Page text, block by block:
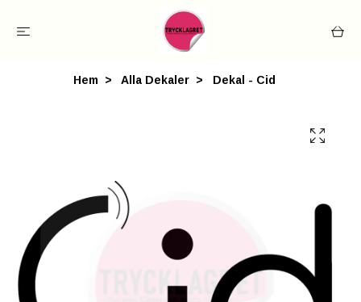
Hem Alla Dekaler Dekal - Cid